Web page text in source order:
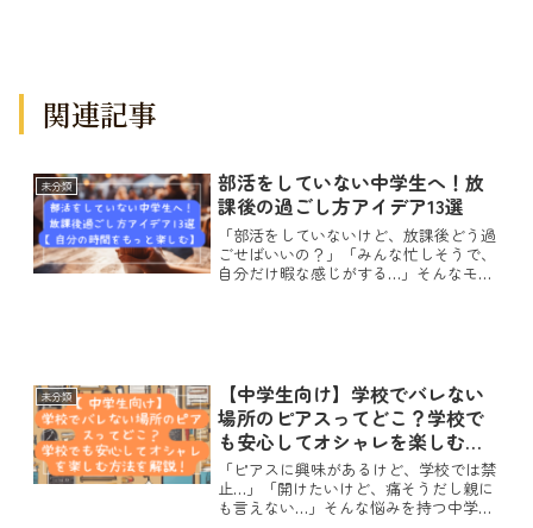
関連記事
未分類
部活をしていない中学生へ！放
課後の過ごし方アイデア13選
「部活をしていないけど、放課後どう過
ごせばいいの？」「みんな忙しそうで、
自分だけ暇な感じがする…」そんなモヤ
未分類
【中学生向け】学校でバレない
場所のピアスってどこ？学校で
も安心してオシャレを楽しむ方
法を解説！
「ピアスに興味があるけど、学校では禁
止…」「開けたいけど、痛そうだし親に
も言えない…」そんな悩みを持つ中学生